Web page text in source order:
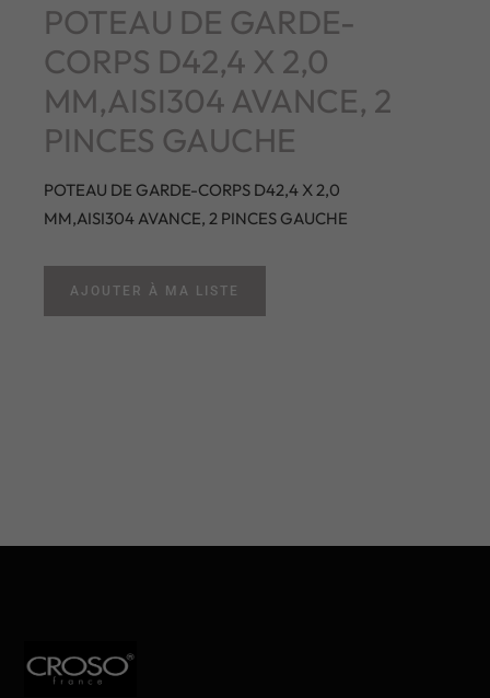
POTEAU DE GARDE-
CORPS D42,4 X 2,0
MM,AISI304 AVANCE, 2
PINCES GAUCHE
POTEAU DE GARDE-CORPS D42,4 X 2,0
MM,AISI304 AVANCE, 2 PINCES GAUCHE
AJOUTER À MA LISTE